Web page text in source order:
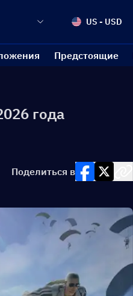
US - USD
Предстоящие
года
Поделиться в